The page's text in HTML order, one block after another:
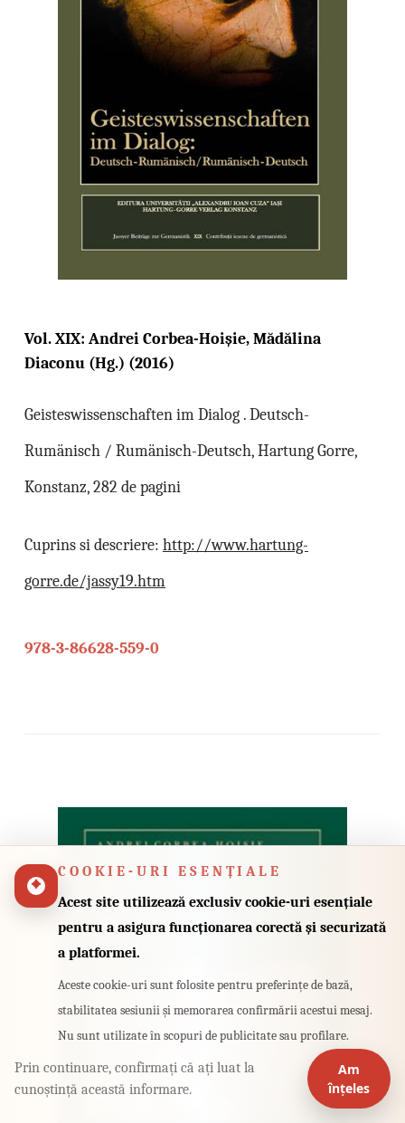
Vol. XIX: Andrei Corbea-Hoişie, Mădălina
Diaconu (Hg.) (2016)
Geisteswissenschaften im Dialog . Deutsch-
Rumänisch / Rumänisch-Deutsch, Hartung Gorre,
Konstanz, 282 de pagini
Cuprins si descriere: http://www.hartung-
gorre.de/jassy19.htm
978-3-86628-559-0
COOKIE-URI ESENȚIALE
Acest site utilizează exclusiv cookie-uri esențiale
pentru a asigura funcționarea corectă și securizată
a platformei.
Aceste cookie-uri sunt folosite pentru preferințe de bază,
stabilitatea sesiunii și memorarea confirmării acestui mesaj.
Nu sunt utilizate în scopuri de publicitate sau profilare.
Prin continuare, confirmați că ați luat la
cunoștință această informare.
Am
înțeles